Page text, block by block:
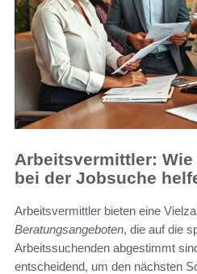
Arbeitsvermittler:
bei der Jobsuche
Arbeitsvermittler bieten eine
Beratungsangeboten, die auf die
Arbeitssuchenden abgestimmt
entscheidend, um den nächsten